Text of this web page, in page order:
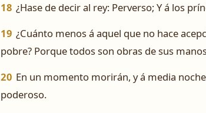
18 ¿Hase de decir al rey: Perverso; Y á los
19 ¿Cuánto menos á aquel que no hace
pobre? Porque todos son obras de sus
20 En un momento morirán, y á media
poderoso.